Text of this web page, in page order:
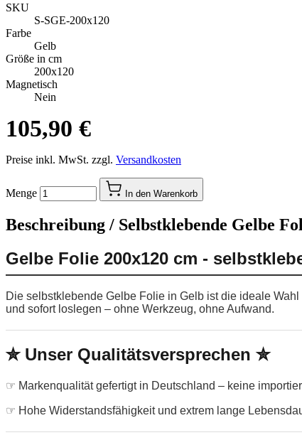
SKU
S-SGE-200x120
Farbe
Gelb
Größe in cm
200x120
Magnetisch
Nein
105,90 €
Preise inkl. MwSt. zzgl. Versandkosten
Menge In den Warenkorb
Beschreibung / Selbstklebende Gelbe
Gelbe Folie 200x120 cm -
Die selbstklebende Gelbe Folie in Gelb ist die ideale
und sofort loslegen – ohne Werkzeug, ohne Aufwand.
✮ Unser Qualitätsversprechen ✮
☞ Markenqualität gefertigt in Deutschland – keine
☞ Hohe Widerstandsfähigkeit und extrem lange